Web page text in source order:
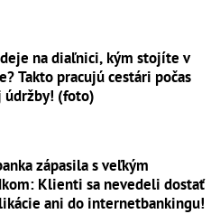
deje na diaľnici, kým stojíte v
Takto pracujú cestári počas
údržby! (foto)
zápasila s veľkým
Klienti sa nevedeli dostať
ani do internetbankingu!